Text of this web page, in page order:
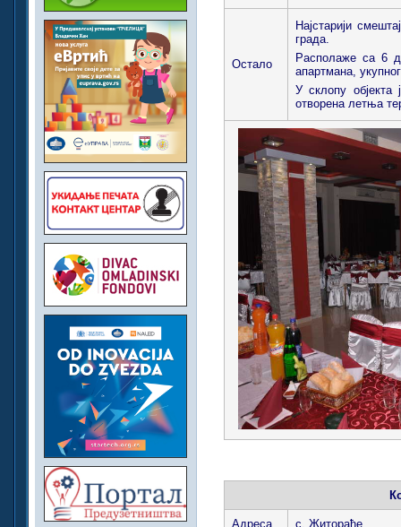
Остало
Најстарији
града.
Располаже са 6
апартмана,
У склопу
отворена летња
Адреса с. Житорађе